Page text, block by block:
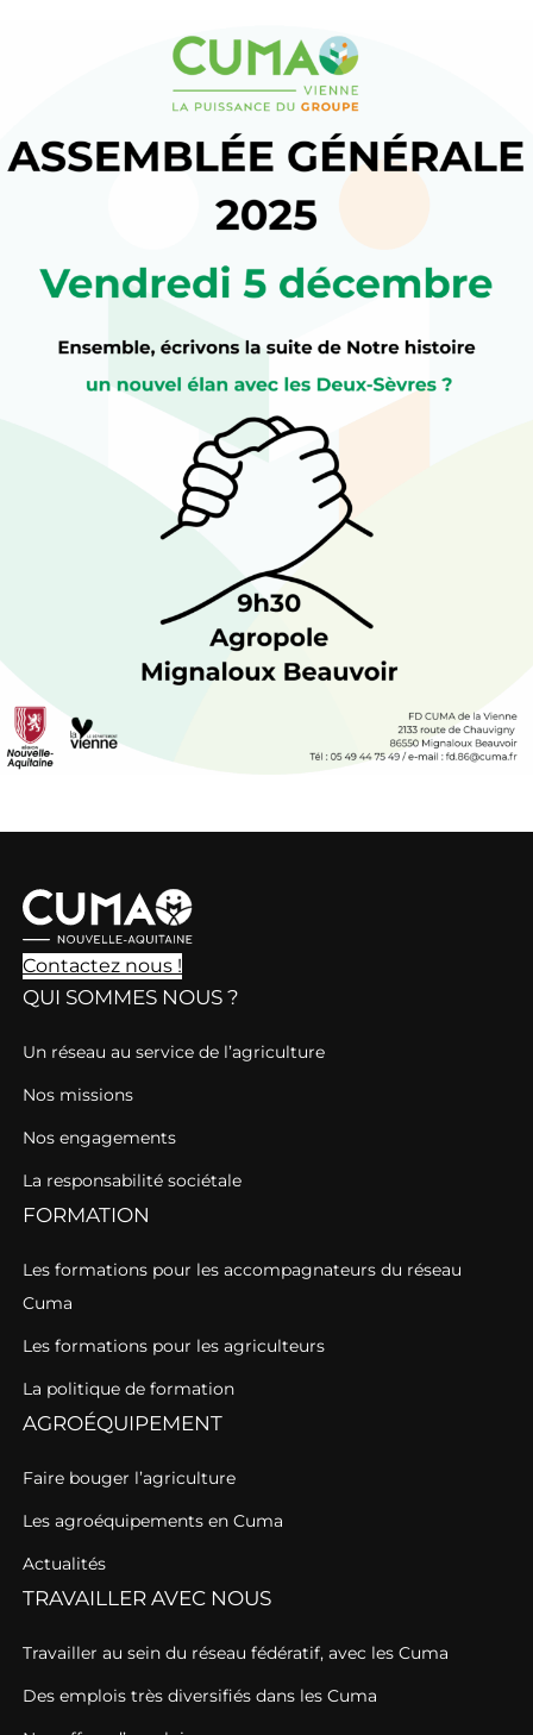
Contactez nous !
QUI SOMMES NOUS ?
Un réseau au service de l’agriculture
Nos missions
Nos engagements
La responsabilité sociétale
FORMATION
Les formations pour les accompagnateurs du réseau
Cuma
Les formations pour les agriculteurs
La politique de formation
AGROÉQUIPEMENT
Faire bouger l’agriculture
Les agroéquipements en Cuma
Actualités
TRAVAILLER AVEC NOUS
Travailler au sein du réseau fédératif, avec les Cuma
Des emplois très diversifiés dans les Cuma